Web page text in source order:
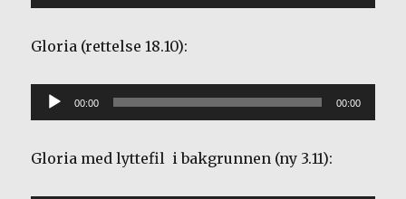
Gloria (rettelse 18.10):
Lydavspiller
00:00 00:00
Gloria med lyttefil i bakgrunnen (ny 3.11):